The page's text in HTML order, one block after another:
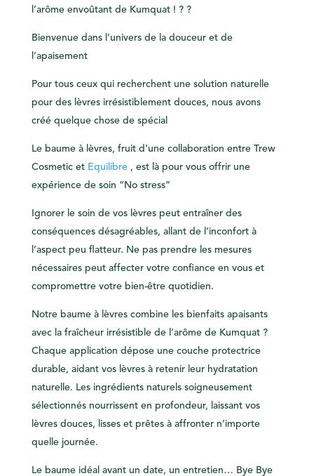
l’arôme envoûtant de Kumquat ! ? ?
Bienvenue dans l’univers de la douceur et de
l’apaisement
Pour tous ceux qui recherchent une solution naturelle
pour des lèvres irrésistiblement douces, nous avons
créé quelque chose de spécial
Le baume à lèvres, fruit d’une collaboration entre Trew
Cosmetic et Equilibre , est là pour vous offrir une
expérience de soin “No stress”
Ignorer le soin de vos lèvres peut entraîner des
conséquences désagréables, allant de l’inconfort à
l’aspect peu flatteur. Ne pas prendre les mesures
nécessaires peut affecter votre confiance en vous et
compromettre votre bien-être quotidien.
Notre baume à lèvres combine les bienfaits apaisants
avec la fraîcheur irrésistible de l’arôme de Kumquat ?
Chaque application dépose une couche protectrice
durable, aidant vos lèvres à retenir leur hydratation
naturelle. Les ingrédients naturels soigneusement
sélectionnés nourrissent en profondeur, laissant vos
lèvres douces, lisses et prêtes à affronter n’importe
quelle journée.
Le baume idéal avant un date, un entretien… Bye Bye